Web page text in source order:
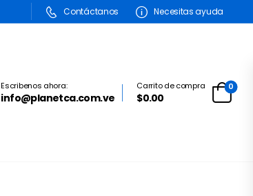
Contáctanos Necesitas ayuda
Escribenos ahora:
info@planetca.com.ve
Carrito de compra
$0.00
0